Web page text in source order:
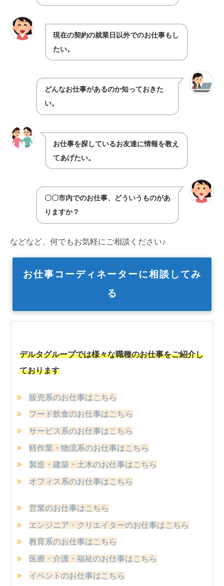
現在の契約の就業日以外でのお仕事もし
たい。
どんなお仕事があるのか知っておきた
い。
お仕事を探しているお友達に情報を教え
てあげたい。
〇〇市内でのお仕事、どういうものがあ
りますか？
などなど、何でもお気軽にご相談ください♪
お仕事コーディネーターに相談してみ
る
デルタグループでは様々な職種のお仕事をご紹介し
ております
販売系のお仕事はこちら
フード飲食のお仕事はこちら
サービス系のお仕事はこちら
軽作業・物流系のお仕事はこちら
製造・建築・土木のお仕事はこちら
オフィス系のお仕事はこちら
営業のお仕事はこちら
エンジニア・クリエイターのお仕事はこちら
教育系のお仕事はこちら
医療・介護・福祉のお仕事はこちら
イベントのお仕事はこちら